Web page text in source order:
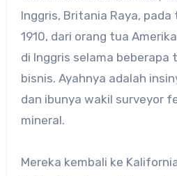
Inggris, Britania Raya, pada
1910, dari orang tua
di Inggris selama beberapa
bisnis. Ayahnya adalah
dan ibunya wakil surveyor
mineral.
Mereka kembali ke